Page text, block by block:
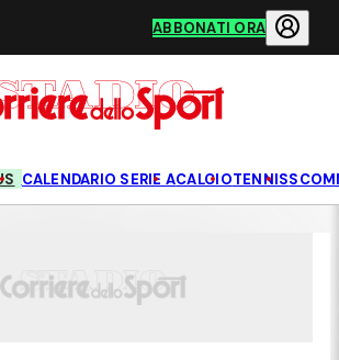
ABBONATI ORA
CALENDARIO SERIE ACALCIOTENNIS